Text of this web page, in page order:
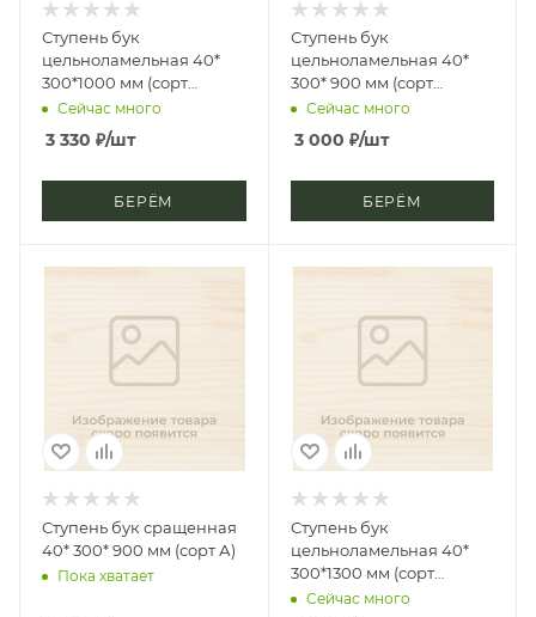
Ступень бук
цельноламельная 40*
300*1000 мм (сорт
Экстра), фаска 1/2
Сейчас много
3 330 ₽/шт
БЕРЁМ
Ступень бук
цельноламельная 40*
300* 900 мм (сорт
Экстра)
Сейчас много
3 000 ₽/шт
БЕРЁМ
Ступень бук сращенная
40* 300* 900 мм (сорт А)
Пока хватает
Ступень бук
цельноламельная 40*
300*1300 мм (сорт
Экстра), фаска 1/2
Сейчас много